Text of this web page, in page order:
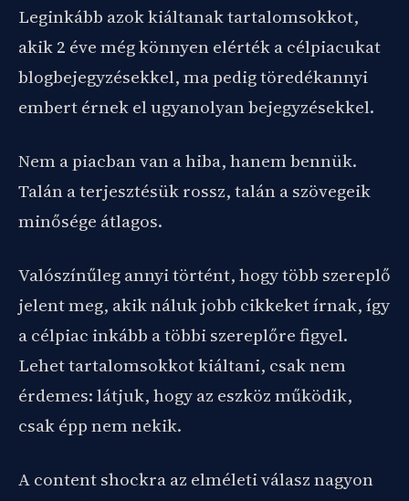
Leginkább azok kiáltanak tartalomsokkot,
akik 2 éve még könnyen elérték a célpiacukat
blogbejegyzésekkel, ma pedig töredékannyi
embert érnek el ugyanolyan bejegyzésekkel.
Nem a piacban van a hiba, hanem bennük.
Talán a terjesztésük rossz, talán a szövegeik
minősége átlagos.
Valószínűleg annyi történt, hogy több szereplő
jelent meg, akik náluk jobb cikkeket írnak, így
a célpiac inkább a többi szereplőre figyel.
Lehet tartalomsokkot kiáltani, csak nem
érdemes: látjuk, hogy az eszköz működik,
csak épp nem nekik.
A content shockra az elméleti válasz nagyon